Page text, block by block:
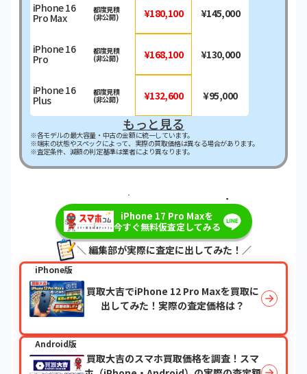
iPhone 16
Pro Max
iPhone 16
Pro
iPhone 16
Plus
都度見積
(非公開)
都度見積
(非公開)
都度見積
(非公開)
¥180,100
¥168,100
¥132,600
¥145,000
¥130,000
¥95,000
もっと見る
※各モデルの最大容量・中古の金額に統一しています。
※端末の状態やスペックによって、実際の買取価格は異なる場合があります。
※査定条件、減額の判定基準は業者により異なります。
＼最短即日・現金で振り込み！／
iPhone 17 Pro Maxを
今すぐ無料仮査定してみる
＼ 編集部が実際に査定に出してみた！／
iPhone版
買取大吉でiPhone 12 Pro Maxを買取に
出してみた！実際の査定価格は？
Android版
買取大吉のスマホ買取価格を調査！スマ